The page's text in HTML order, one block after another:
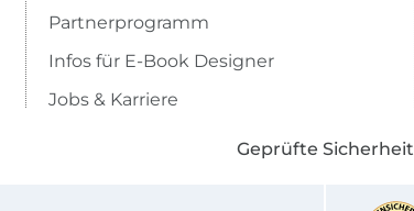
Partnerprogramm
Infos für E-Book Designer
Jobs & Karriere
Geprüfte Sicherheit